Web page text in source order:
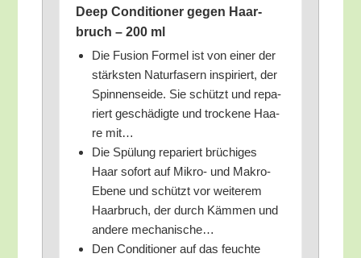
Deep Con­di­tio­ner gegen Haar­
bruch – 200 ml
Die Fusi­on For­mel ist von einer der
stärks­ten Natur­fa­sern inspi­riert, der
Spin­nen­sei­de. Sie schützt und repa­
riert geschä­dig­te und tro­cke­ne Haa­
re mit…
Die Spü­lung repa­riert brü­chi­ges
Haar sofort auf Mikro- und Makro-
Ebe­ne und schützt vor wei­te­rem
Haar­bruch, der durch Käm­men und
ande­re mechanische…
Den Con­di­tio­ner auf das feuch­te